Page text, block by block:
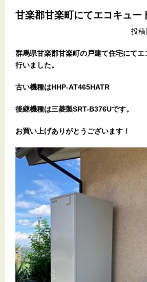
甘楽郡甘楽町にてエコキュー
投稿
群馬県甘楽郡甘楽町の戸建て住宅にてエ
行いました。
古い機種はHHP-AT465HATR
後継機種は三菱製SRT-B376Uです。
お買い上げありがとうございます！